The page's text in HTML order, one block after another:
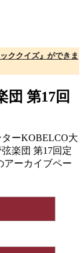
ククイズ』ができま
団 第17回
ーKOBELCO大
楽団 第17回定
アーカイブペー